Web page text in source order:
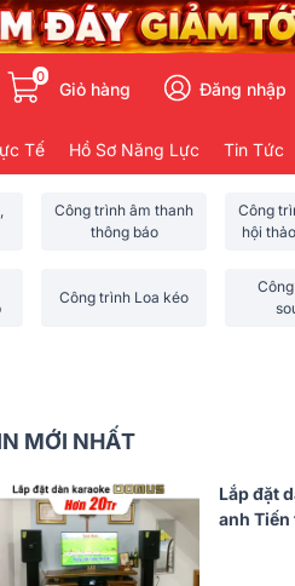
0
Giỏ hàng Đăng nhập
Tế Hồ Sơ Năng Lực Tin Tức
Công trình âm thanh
thông báo
Công
hội
Công trình Loa kéo
MỚI NHẤT
Lắp đặt
anh Tiến